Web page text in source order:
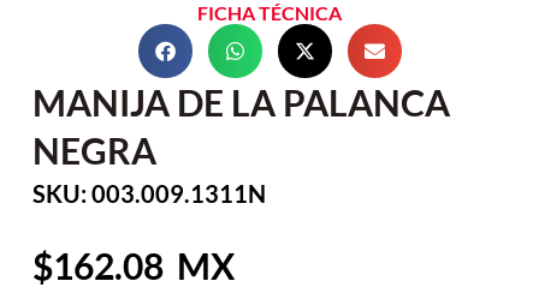
FICHA TÉCNICA
MANIJA DE LA PALANCA
NEGRA
SKU: 003.009.1311N
162.08